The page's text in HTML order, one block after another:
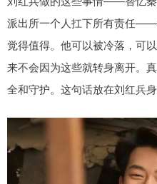
派出所一个人扛下所有责任
觉得值得。他可以被冷落，可
来不会因为这些就转身离开。
全和守护。这句话放在刘红兵